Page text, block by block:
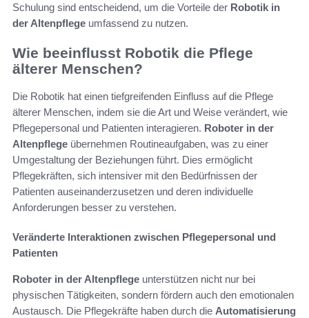
Schulung sind entscheidend, um die Vorteile der Robotik in
der Altenpflege umfassend zu nutzen.
Wie beeinflusst Robotik die Pflege
älterer Menschen?
Die Robotik hat einen tiefgreifenden Einfluss auf die Pflege
älterer Menschen, indem sie die Art und Weise verändert, wie
Pflegepersonal und Patienten interagieren. Roboter in der
Altenpflege übernehmen Routineaufgaben, was zu einer
Umgestaltung der Beziehungen führt. Dies ermöglicht
Pflegekräften, sich intensiver mit den Bedürfnissen der
Patienten auseinanderzusetzen und deren individuelle
Anforderungen besser zu verstehen.
Veränderte Interaktionen zwischen Pflegepersonal und
Patienten
Roboter in der Altenpflege unterstützen nicht nur bei
physischen Tätigkeiten, sondern fördern auch den emotionalen
Austausch. Die Pflegekräfte haben durch die Automatisierung